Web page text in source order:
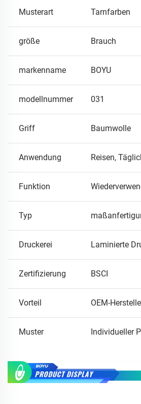
Musterart Tarnfarben
größe Brauch
markenname BOYU
modellnummer 031
Griff Baumwolle
Anwendung Reisen,
Funktion
Typ
Druckerei Laminierte
Zertifizierung BSCI
Vorteil OEM-
Muster Individueller